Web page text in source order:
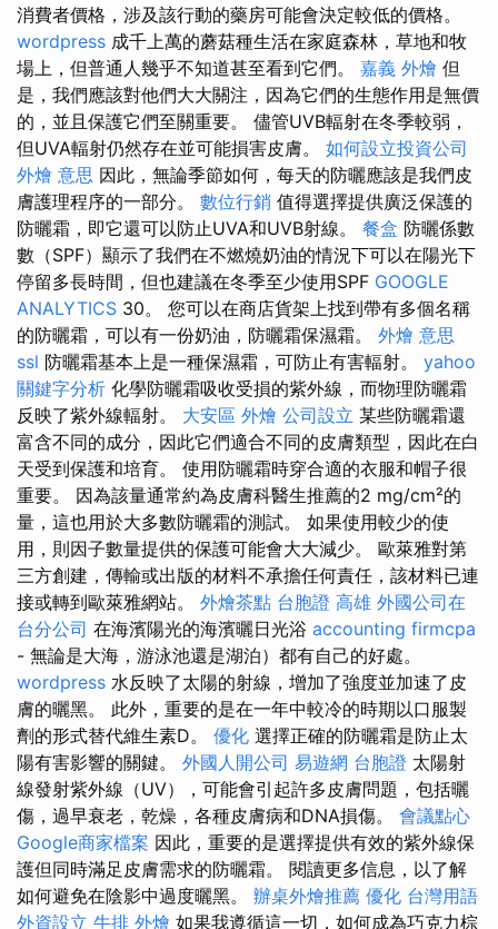
消費者價格，涉及該行動的藥房可能會決定較低的價格。
wordpress 成千上萬的蘑菇種生活在家庭森林，草地和牧
場上，但普通人幾乎不知道甚至看到它們。 嘉義 外燴 但
是，我們應該對他們大大關注，因為它們的生態作用是無價
的，並且保護它們至關重要。 儘管UVB輻射在冬季較弱，
但UVA輻射仍然存在並可能損害皮膚。 如何設立投資公司
外燴 意思 因此，無論季節如何，每天的防曬應該是我們皮
膚護理程序的一部分。 數位行銷 值得選擇提供廣泛保護的
防曬霜，即它還可以防止UVA和UVB射線。 餐盒 防曬係數
數（SPF）顯示了我們在不燃燒奶油的情況下可以在陽光下
停留多長時間，但也建議在冬季至少使用SPF GOOGLE
ANALYTICS 30。 您可以在商店貨架上找到帶有多個名稱
的防曬霜，可以有一份奶油，防曬霜保濕霜。 外燴 意思
ssl 防曬霜基本上是一種保濕霜，可防止有害輻射。 yahoo
關鍵字分析 化學防曬霜吸收受損的紫外線，而物理防曬霜
反映了紫外線輻射。 大安區 外燴 公司設立 某些防曬霜還
富含不同的成分，因此它們適合不同的皮膚類型，因此在白
天受到保護和培育。 使用防曬霜時穿合適的衣服和帽子很
重要。 因為該量通常約為皮膚科醫生推薦的2 mg/cm²的
量，這也用於大多數防曬霜的測試。 如果使用較少的使
用，則因子數量提供的保護可能會大大減少。 歐萊雅對第
三方創建，傳輸或出版的材料不承擔任何責任，該材料已連
接或轉到歐萊雅網站。 外燴茶點 台胞證 高雄 外國公司在
台分公司 在海濱陽光的海濱曬日光浴 accounting firmcpa
- 無論是大海，游泳池還是湖泊）都有自己的好處。
wordpress 水反映了太陽的射線，增加了強度並加速了皮
膚的曬黑。 此外，重要的是在一年中較冷的時期以口服製
劑的形式替代維生素D。 優化 選擇正確的防曬霜是防止太
陽有害影響的關鍵。 外國人開公司 易遊網 台胞證 太陽射
線發射紫外線（UV），可能會引起許多皮膚問題，包括曬
傷，過早衰老，乾燥，各種皮膚病和DNA損傷。 會議點心
Google商家檔案 因此，重要的是選擇提供有效的紫外線保
護但同時滿足皮膚需求的防曬霜。 閱讀更多信息，以了解
如何避免在陰影中過度曬黑。 辦桌外燴推薦 優化 台灣用語
外資設立 牛排 外燴 如果我遵循這一切，如何成為巧克力棕